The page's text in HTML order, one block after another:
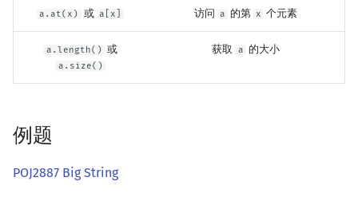
a.at(x) 或 a[x] 访问 a 的第 x 个元素
a.length() 或
a.size()
获取 a 的大小
例题
POJ2887 Big String